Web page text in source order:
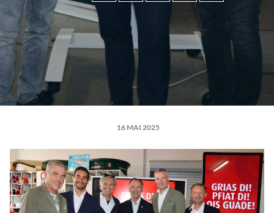
16 MAI 2025